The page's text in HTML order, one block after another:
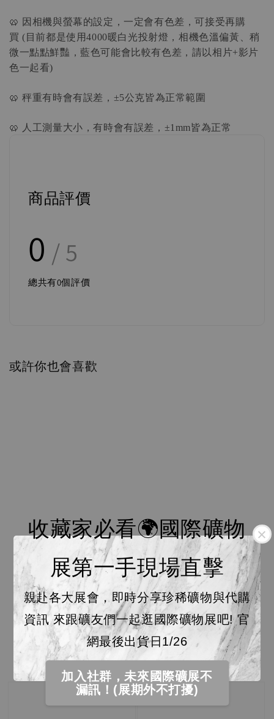
收藏家必看🌍國際礦物
展第一手現場直擊
親赴各大展會，即時分享珍稀礦物與代購
資訊 來跟礦友們一起逛國際礦物展吧! 官
網最後出貨日1/26
加入社群，未來國際礦展不
漏訊！(展期外不打擾)
🥨 因相機與螢幕的設定，一定會有色差，可接受再購
買 (目前都是使用4000暖白光投射燈，相機色溫偏黃、稍
微一點點鮮豔，藍色可能會比較有色差，請以相片+影片
色一起看)
🥨 秤重有時會有誤差， ±5公克皆為正常範圍
🥨 人工測量大小，有時會有誤差， ±1mm皆為正常
商品評價
0 / 5
總共有0個評價
或許你也會喜歡